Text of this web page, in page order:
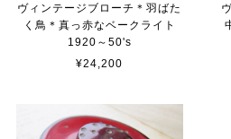
ヴィンテージブローチ＊羽ばた
く鳥＊真っ赤なベークライト
1920～50's
¥24,200